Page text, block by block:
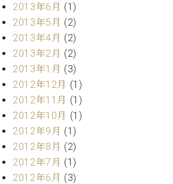
ビ
ス
(調
律)
調
律
師
紹
介
調
料
金
表
2013年6月 (1)
2013年5月 (2)
2013年4月 (2)
2013年2月 (2)
2013年1月 (3)
2012年12月 (1)
2012年11月 (1)
2012年10月 (1)
2012年9月 (1)
2012年8月 (2)
2012年7月 (1)
2012年6月 (3)